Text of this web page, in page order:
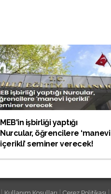
MEB'in işbirliği yaptığı
Nurcular, öğrencilere ‘manevi
içerikli’ seminer verecek!